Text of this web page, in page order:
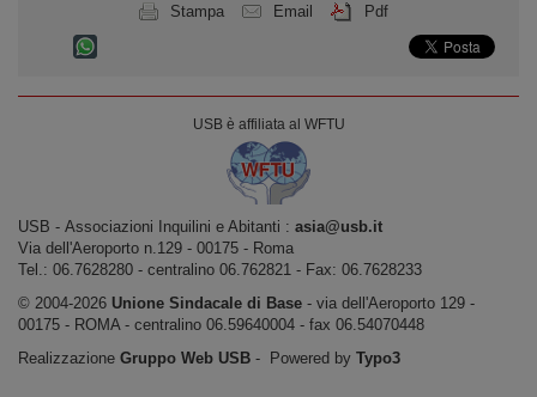
Stampa Email Pdf
USB è affiliata al WFTU
USB ‐ Associazioni Inquilini e Abitanti : asia@usb.it
Via dell'Aeroporto n.129 ‐ 00175 ‐ Roma
Tel.: 06.7628280 - centralino 06.762821 ‐ Fax: 06.7628233
© 2004-2026 Unione Sindacale di Base ‐ via dell'Aeroporto 129 -
00175 - ROMA - centralino 06.59640004 - fax 06.54070448
Realizzazione Gruppo Web USB ‐ Powered by Typo3